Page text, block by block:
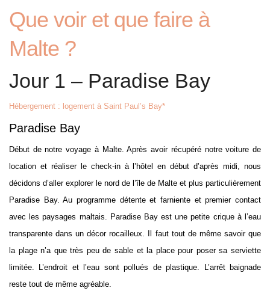
Que voir et que faire à
Malte ?
Jour 1 – Paradise Bay
Hébergement : logement à Saint Paul’s Bay*
Paradise Bay
Début de notre voyage à Malte. Après avoir récupéré notre voiture de
location et réaliser le check-in à l’hôtel en début d’après midi, nous
décidons d’aller explorer le nord de l’île de Malte et plus particulièrement
Paradise Bay. Au programme détente et farniente et premier contact
avec les paysages maltais. Paradise Bay est une petite crique à l’eau
transparente dans un décor rocailleux. Il faut tout de même savoir que
la plage n’a que très peu de sable et la place pour poser sa serviette
limitée. L’endroit et l’eau sont pollués de plastique. L’arrêt baignade
reste tout de même agréable.